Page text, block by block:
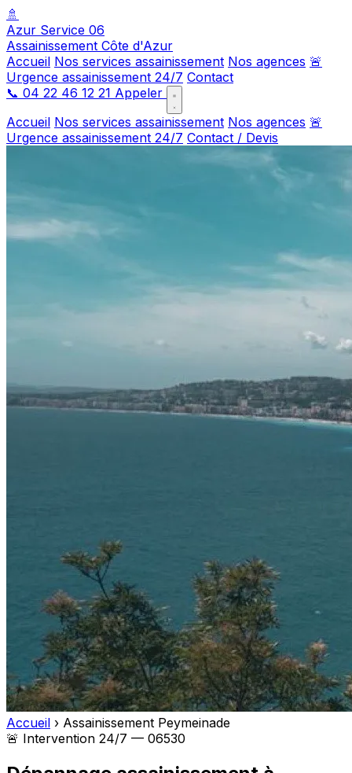
🚿
Azur Service 06
Assainissement Côte d'Azur
Accueil Nos services assainissement Nos agences 🚨
Urgence assainissement 24/7 Contact
📞 04 22 46 12 21 Appeler
Accueil Nos services assainissement Nos agences 🚨
Urgence assainissement 24/7 Contact / Devis
Accueil › Assainissement Peymeinade
🚨 Intervention 24/7 — 06530